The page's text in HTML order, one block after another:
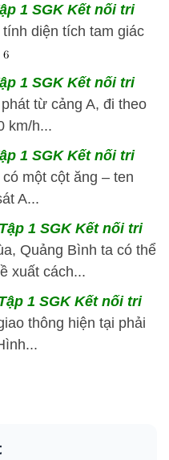
1 SGK Kết nối tri
diện tích tam giác
1 SGK Kết nối tri
từ cảng A, đi theo
km/h...
1 SGK Kết nối tri
một cột ăng – ten
A...
1 SGK Kết nối tri
Quảng Bình ta có thể
xuất cách...
1 SGK Kết nối tri
thông hiện tại phải